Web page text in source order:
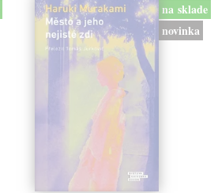
na sklade
novinka